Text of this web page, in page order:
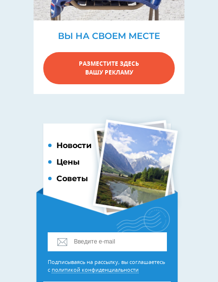
ВЫ НА СВОЕМ МЕСТЕ
РАЗМЕСТИТЕ ЗДЕСЬ
ВАШУ РЕКЛАМУ
Новости
Цены
Советы
Подписываясь на рассылку, вы соглашаетесь
с политикой конфиденциальности